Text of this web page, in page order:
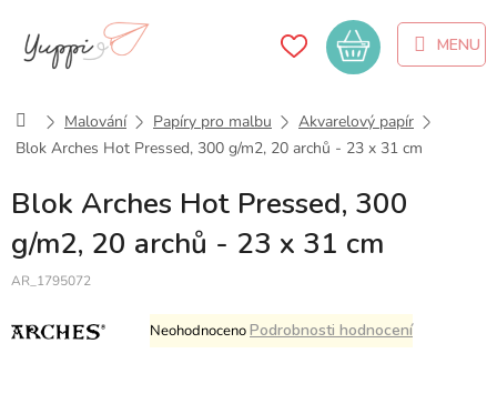
obsah
Nákupní
košík
DomůMalování Papíry pro malbu
Akvarelový papír
Blok Arches Hot Pressed, 300 g/m2, 20 archů - 23 x 31 cm
Blok Arches Hot Pressed, 300
g/m2, 20 archů - 23 x 31 cm
AR_1795072
Průměrné
hodnocení
NeohodnocenoPodrobnosti hodnocení